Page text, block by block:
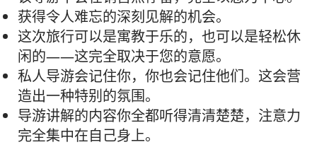
获得令人难忘的深刻见解的机会。
这次旅行可以是寓教于乐的，也可以是轻松休
闲的——这完全取决于您的意愿。
私人导游会记住你，你也会记住他们。这会营
造出一种特别的氛围。
导游讲解的内容你全都听得清清楚楚，注意力
完全集中在自己身上。